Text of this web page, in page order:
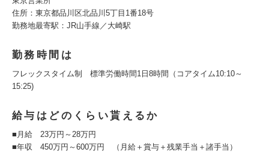
住所：東京都品川区北品川5丁目1番18号
勤務地最寄駅：JR山手線／大崎駅
勤務時間は
フレックスタイム制 標準労働時間1日8時間（コアタイム10:10～
15:25)
給与はどのくらい貰えるか
■月給 23万円～28万円
■年収 450万円～600万円 （月給＋賞与＋残業手当＋諸手当）